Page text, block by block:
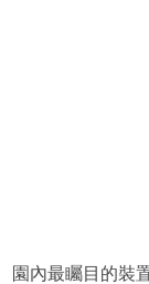
園內最矚目的裝